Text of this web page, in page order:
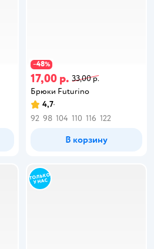
−48%
17,00 р. 33,00 р.
Брюки Futurino
4,7
92 98 104 110 116 122
В корзину